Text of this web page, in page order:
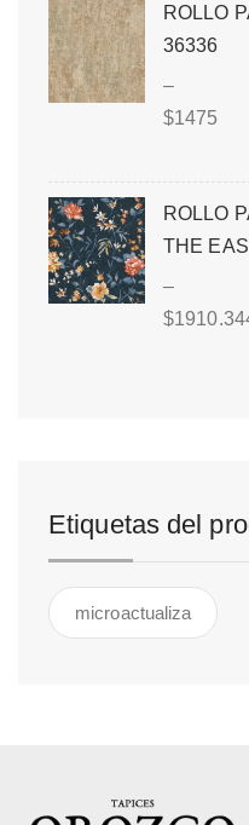
ROLLO
36336
–
$1475
ROLLO
THE
–
$
Etiquetas del
microactualiza